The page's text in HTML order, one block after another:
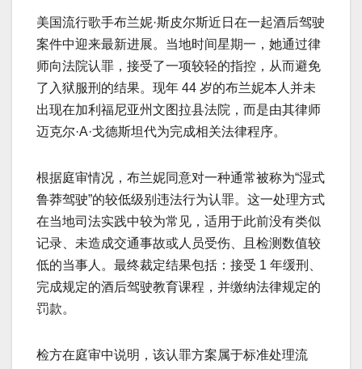
美国流行歌手布兰妮·斯皮尔斯近日在一起酒后驾驶
案件中迎来最新进展。当地时间星期一，她通过律
师向法院认罪，接受了一项较轻的指控，从而避免
了入狱服刑的结果。现年 44 岁的布兰妮本人并未
出现在加利福尼亚州文图拉县法院，而是由其律师
迈克尔·A·戈德斯坦代为完成相关法律程序。
根据庭审情况，布兰妮同意对一种通常被称为“湿式
鲁莽驾驶”的较低级别违法行为认罪。这一处理方式
在当地司法实践中较为常见，适用于此前没有类似
记录、未造成交通事故或人员受伤、且检测数值较
低的当事人。最终裁定结果包括：接受 1 年缓刑、
完成规定的酒后驾驶教育课程，并缴纳法律规定的
罚款。
检方在庭审中说明，该认罪方案属于标准处理流